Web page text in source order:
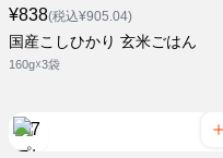
¥838(税込¥905.04)
国産こしひかり 玄米ごはん
160g☓3袋